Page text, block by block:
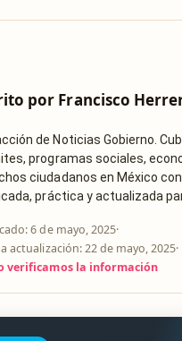
por Francisco
de Noticias Gobierno.
programas sociales,
ciudadanos en México
práctica y actualizada
6 de mayo, 2025·
actualización: 22 de mayo, 2025·
verificamos la información